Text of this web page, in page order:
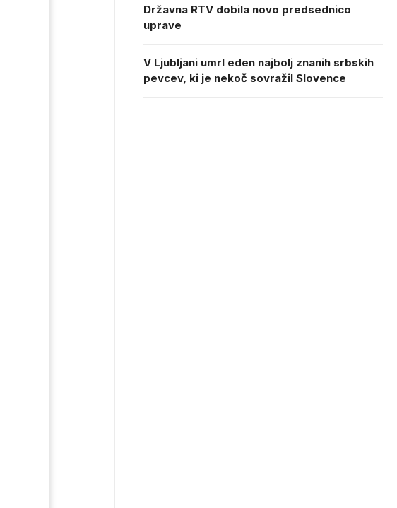
Državna RTV dobila novo predsednico
uprave
V Ljubljani umrl eden najbolj znanih srbskih
pevcev, ki je nekoč sovražil Slovence